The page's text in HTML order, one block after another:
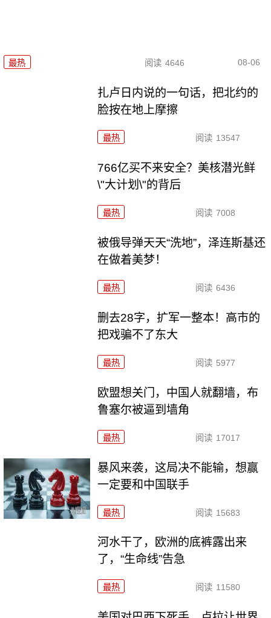
最热 阅读 4646 08-06
扎卢日内说的一句话，把北约的
脸按在地上摩擦
最热 阅读 13547
766亿买不来安全？美核潜光鲜
\"大计划\"的背后
最热 阅读 7008
被俄导弹天天“洗地”，泽连斯基还
在做着美梦！
最热 阅读 6436
删去28字，扩军一整本！高市的
把戏骗不了东大
最热 阅读 5977
欧盟想关门，中国人就翻墙，布
鲁塞尔被逼到墙角
最热 阅读 17017
暴风来袭，这局决不能输，想赢
一定要和中国联手
最热 阅读 15683
河水干了，欧洲的底裤露出来
了，“生命线”告急
最热 阅读 11580